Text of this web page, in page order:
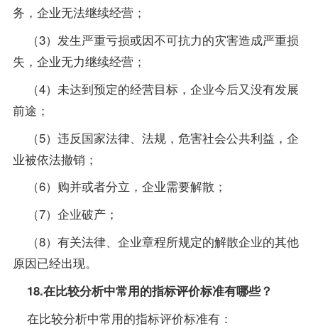
务，企业无法继续经营；
（3）发生严重亏损或因不可抗力的灾害造成严重损
失，企业无力继续经营；
（4）未达到预定的经营目标，企业今后又没有发展
前途；
（5）违反国家法律、法规，危害社会公共利益，企
业被依法撤销；
（6）购并或者分立，企业需要解散；
（7）企业破产；
（8）有关法律、企业章程所规定的解散企业的其他
原因已经出现。
18.在比较分析中常用的指标评价标准有哪些？
在比较分析中常用的指标评价标准有：